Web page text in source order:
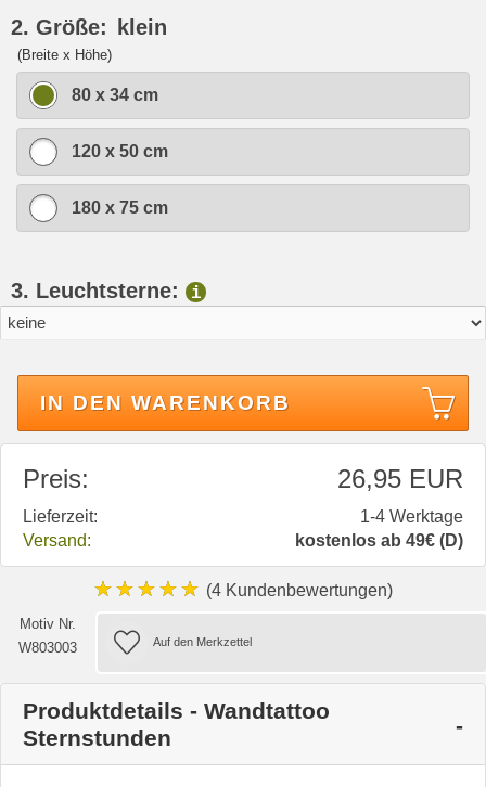
2. Größe: klein
(Breite x Höhe)
80 x 34 cm
120 x 50 cm
180 x 75 cm
3. Leuchtsterne: i
IN DEN WARENKORB
Preis: 26,95 EUR
Lieferzeit:
1-4 Werktage
Versand:
kostenlos ab 49€ (D)
★★★★★ (4 Kundenbewertungen)
Motiv Nr.
W803003
Produktdetails - Wandtattoo
Sternstunden